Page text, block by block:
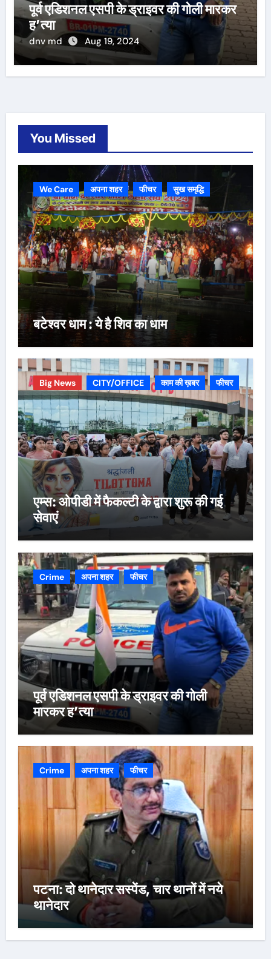
पूर्व एडिशनल एसपी के ड्राइवर की गोली मारकर
ह’त्या
dnv md Aug 19, 2024
You Missed
We Care अपना शहर फीचर सुख समृद्धि
बटेश्वर धाम : ये है शिव का धाम
Big News CITY/OFFICE काम की ख़बर फीचर
एम्स: ओपीडी में फैकल्टी के द्वारा शुरू की गई
सेवाएं
Crime अपना शहर फीचर
पूर्व एडिशनल एसपी के ड्राइवर की गोली
मारकर ह’त्या
Crime अपना शहर फीचर
पटना: दो थानेदार सस्पेंड, चार थानों में नये
थानेदार